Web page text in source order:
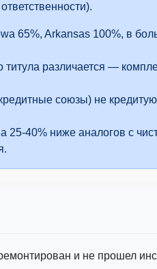
65%, Arkansas 100%, в
титула различается —
союзы) не
40% ниже аналогов с
и не прошел